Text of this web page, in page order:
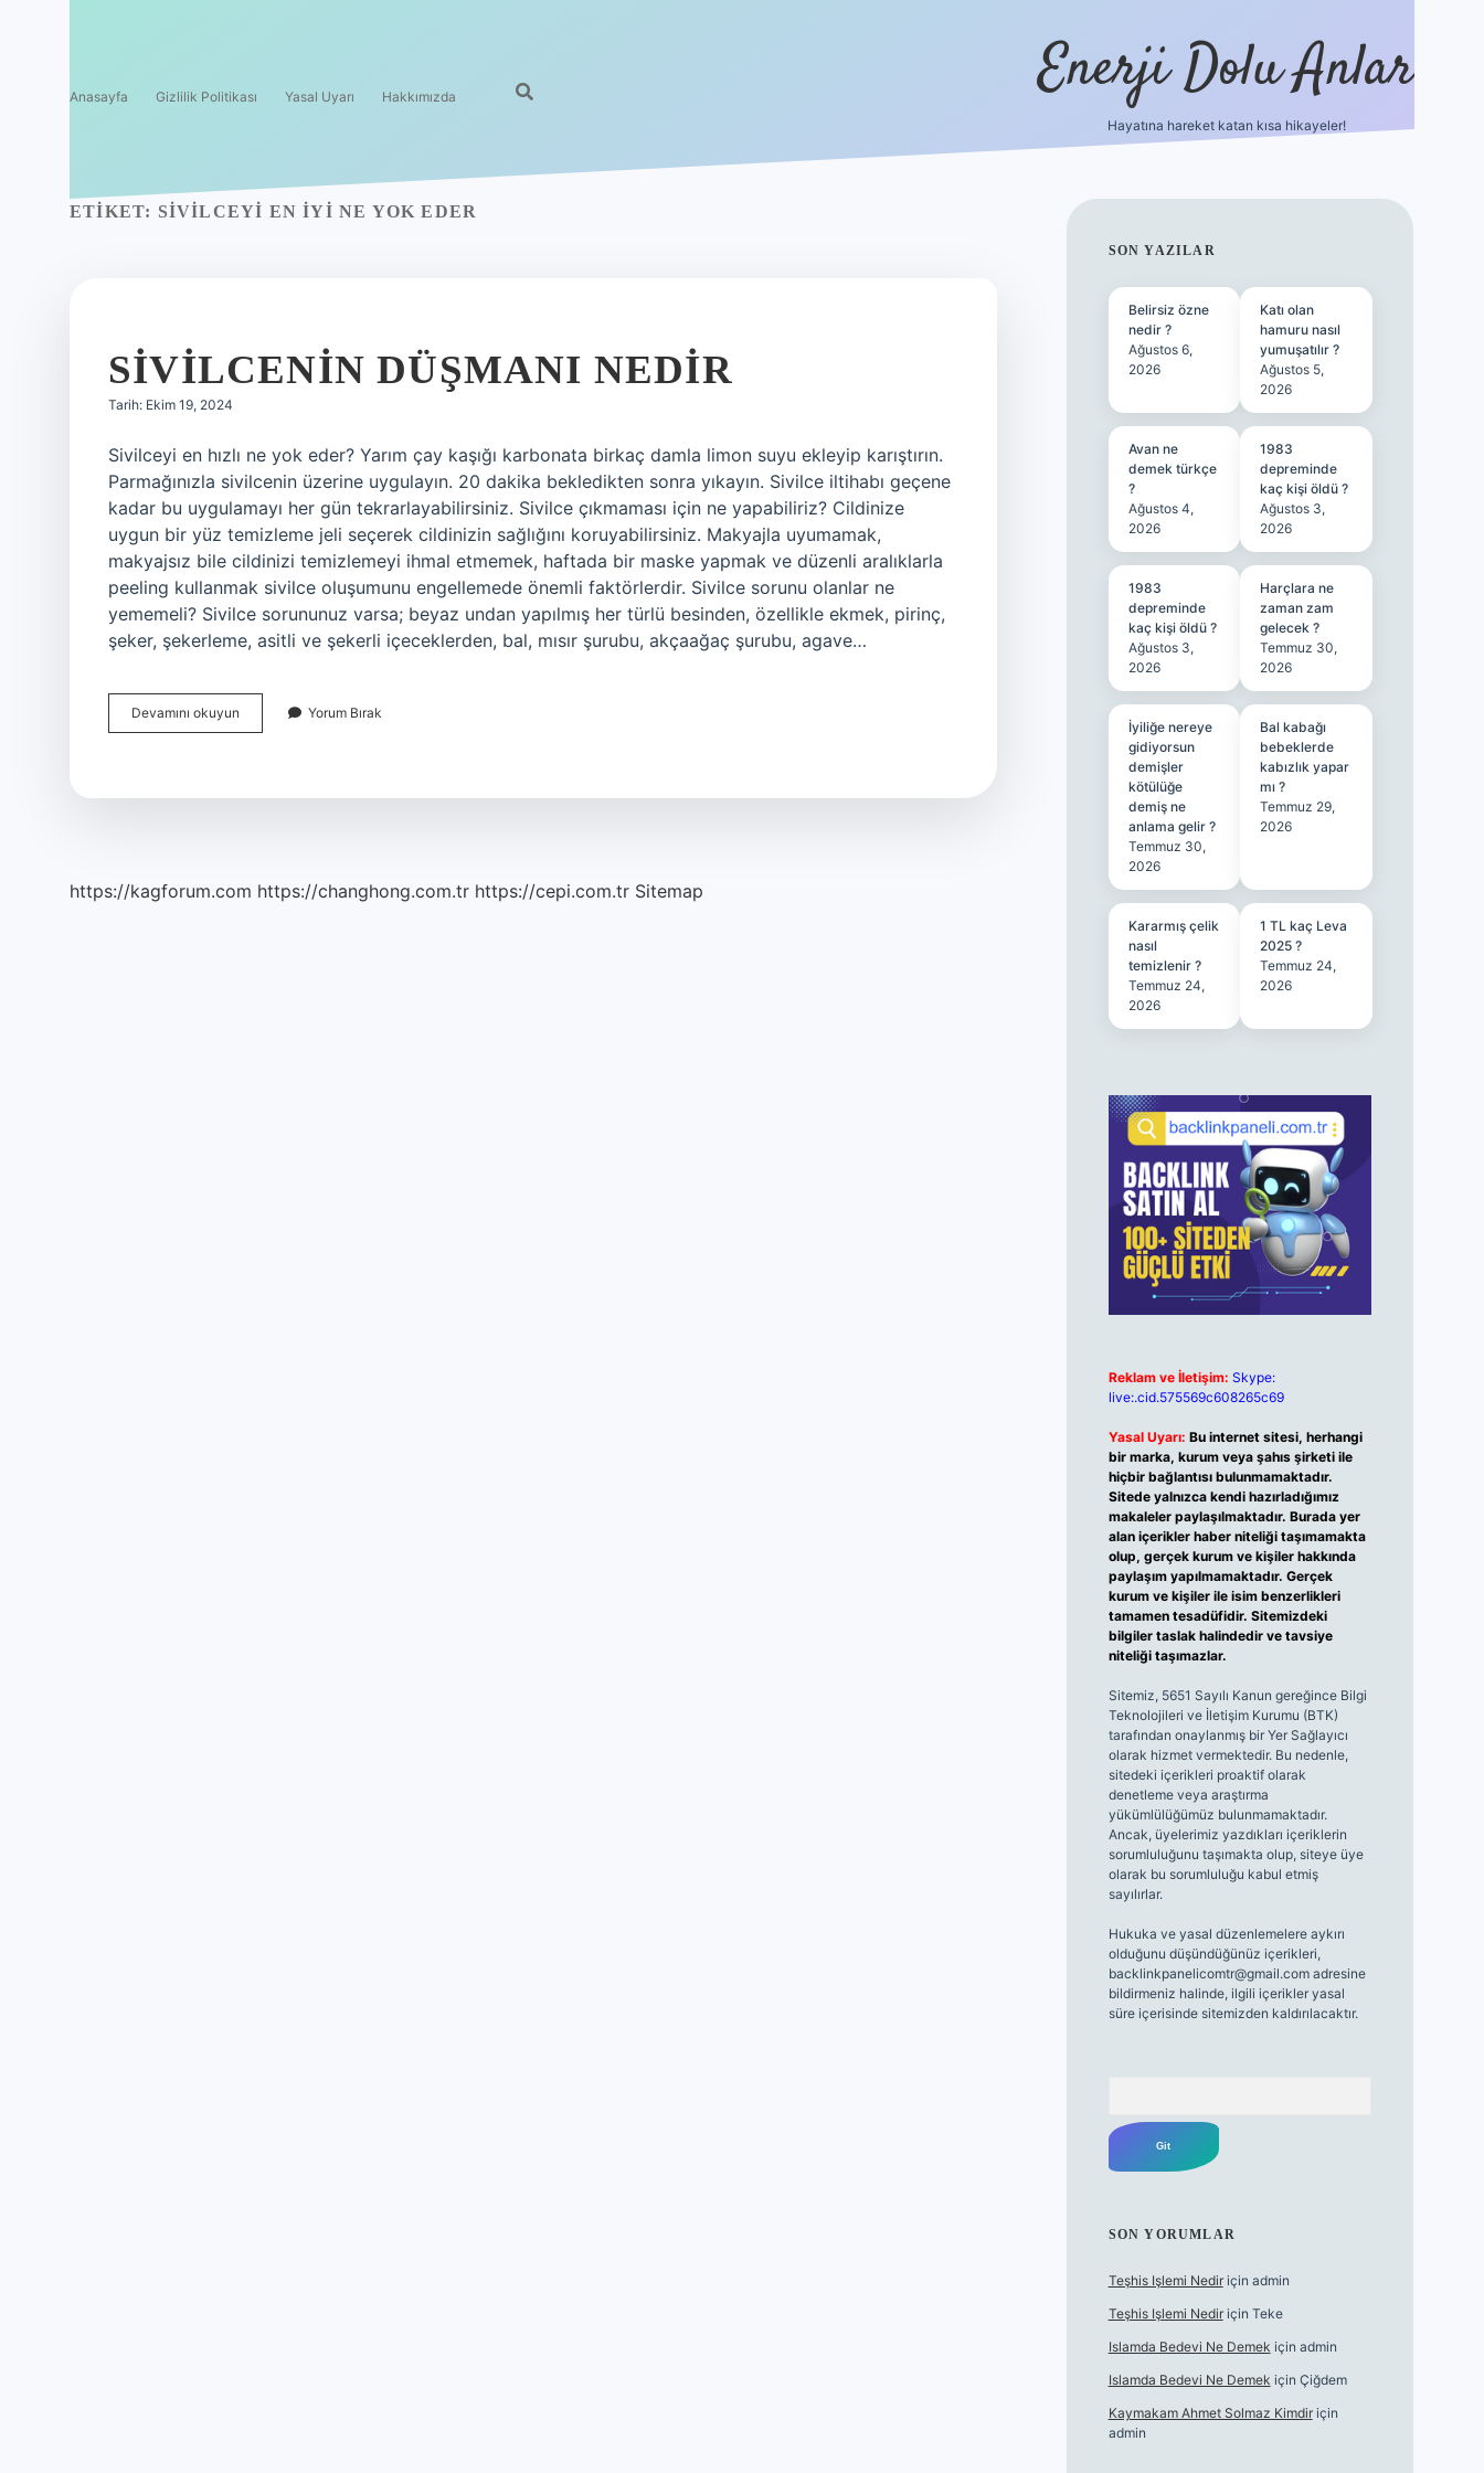
Anasayfa Gizlilik Politikası Yasal Uyarı Hakkımızda Enerji Dolu Anlar
Hayatına hareket katan kısa hikayeler!
ETIKET: SIVILCEYI EN IYI NE YOK EDER
SIVILCENIN DÜŞMANI NEDIR
Tarih: Ekim 19, 2024
Sivilceyi en hızlı ne yok eder? Yarım çay kaşığı karbonata birkaç damla limon suyu ekleyip karıştırın.
Parmağınızla sivilcenin üzerine uygulayın. 20 dakika bekledikten sonra yıkayın. Sivilce iltihabı geçene
kadar bu uygulamayı her gün tekrarlayabilirsiniz. Sivilce çıkmaması için ne yapabiliriz? Cildinize
uygun bir yüz temizleme jeli seçerek cildinizin sağlığını koruyabilirsiniz. Makyajla uyumamak,
makyajsız bile cildinizi temizlemeyi ihmal etmemek, haftada bir maske yapmak ve düzenli aralıklarla
peeling kullanmak sivilce oluşumunu engellemede önemli faktörlerdir. Sivilce sorunu olanlar ne
yememeli? Sivilce sorununuz varsa; beyaz undan yapılmış her türlü besinden, özellikle ekmek, pirinç,
şeker, şekerleme, asitli ve şekerli içeceklerden, bal, mısır şurubu, akçaağaç şurubu, agave…
Devamını okuyun Sivilcenin
Düşmanı
Yorum Bırak
https://kagforum.com https://changhong.com.tr https://cepi.com.tr Sitemap
SIDEBAR
SON YAZILAR
Belirsiz özne
nedir ?
Ağustos 6,
2026
Katı olan
hamuru nasıl
yumuşatılır ?
Ağustos 5,
2026
Avan ne
demek türkçe
?
Ağustos 4,
2026
1983
depreminde
kaç kişi öldü ?
Ağustos 3,
2026
1983
depreminde
kaç kişi öldü ?
Ağustos 3,
2026
Harçlara ne
zaman zam
gelecek ?
Temmuz 30,
2026
İyiliğe nereye
gidiyorsun
demişler
kötülüğe
demiş ne
anlama gelir ?
Temmuz 30,
2026
Bal kabağı
bebeklerde
kabızlık yapar
mı ?
Temmuz 29,
2026
Kararmış çelik
nasıl
temizlenir ?
Temmuz 24,
2026
1 TL kaç Leva
2025 ?
Temmuz 24,
2026
Reklam ve İletişim: Skype:
live:.cid.575569c608265c69
Yasal Uyarı: Bu internet sitesi, herhangi
bir marka, kurum veya şahıs şirketi ile
hiçbir bağlantısı bulunmamaktadır.
Sitede yalnızca kendi hazırladığımız
makaleler paylaşılmaktadır. Burada yer
alan içerikler haber niteliği taşımamakta
olup, gerçek kurum ve kişiler hakkında
paylaşım yapılmamaktadır. Gerçek
kurum ve kişiler ile isim benzerlikleri
tamamen tesadüfidir. Sitemizdeki
bilgiler taslak halindedir ve tavsiye
niteliği taşımazlar.
Sitemiz, 5651 Sayılı Kanun gereğince Bilgi
Teknolojileri ve İletişim Kurumu (BTK)
tarafından onaylanmış bir Yer Sağlayıcı
olarak hizmet vermektedir. Bu nedenle,
sitedeki içerikleri proaktif olarak
denetleme veya araştırma
yükümlülüğümüz bulunmamaktadır.
Ancak, üyelerimiz yazdıkları içeriklerin
sorumluluğunu taşımakta olup, siteye üye
olarak bu sorumluluğu kabul etmiş
sayılırlar.
Hukuka ve yasal düzenlemelere aykırı
olduğunu düşündüğünüz içerikleri,
backlinkpanelicomtr@gmail.comadresine
bildirmeniz halinde, ilgili içerikler yasal
süre içerisinde sitemizden kaldırılacaktır.
SON YORUMLAR
Teşhis Işlemi Nediriçin admin
Teşhis Işlemi Nediriçin Teke
Islamda Bedevi Ne Demek için admin
Islamda Bedevi Ne Demek için Çiğdem
Kaymakam Ahmet Solmaz Kimdiriçin
admin
betexper güncel